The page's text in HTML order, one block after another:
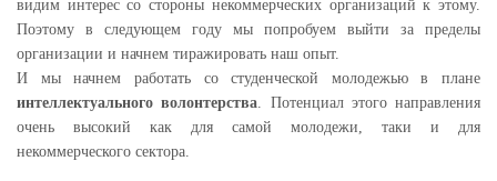
видим интерес со стороны некоммерческих организаций к этому.
Поэтому в следующем году мы попробуем выйти за пределы
организации и начнем тиражировать наш опыт.
И мы начнем работать со студенческой молодежью в плане
интеллектуального волонтерства . Потенциал этого направления
очень высокий как для самой молодежи, таки и для
некоммерческого сектора.